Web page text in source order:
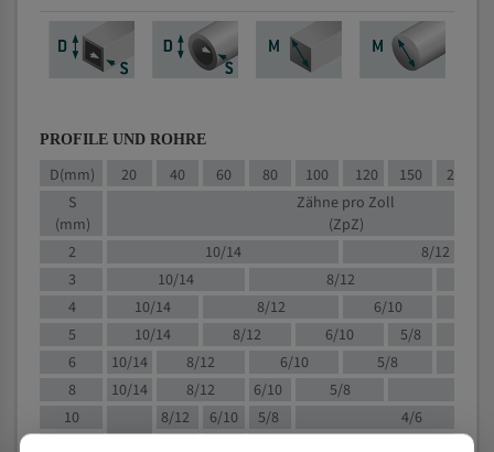
PROFILE UND ROHRE
D(mm) 20 40 60 80 100 120 150 200
S
(mm)
Zähne pro Zoll
(ZpZ)
2
10/14
8/12
3
10/14 8/12
4
10/14 8/12 6/10
5
10/14 8/12 6/10
5/8
6
10/14 8/12 6/10
5/8
8
10/14 8/12 6/10 5/8
10
8/12 6/10 5/8
4/6